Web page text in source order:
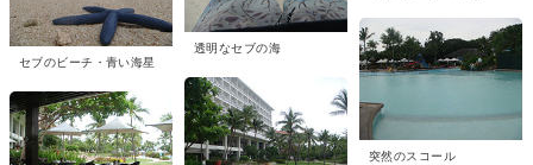
透明なセブの海
セブのビーチ・青い海星
突然のスコール